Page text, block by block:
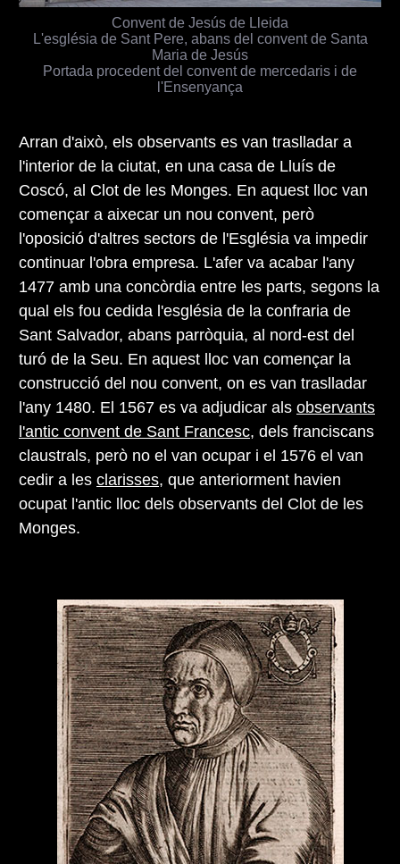
Convent de Jesús de Lleida
L'església de Sant Pere, abans del convent de Santa
Maria de Jesús
Portada procedent del convent de mercedaris i de
l'Ensenyança
Arran d'això, els observants es van traslladar a
l'interior de la ciutat, en una casa de Lluís de
Coscó, al Clot de les Monges. En aquest lloc van
començar a aixecar un nou convent, però
l'oposició d'altres sectors de l'Església va impedir
continuar l'obra empresa. L'afer va acabar l'any
1477 amb una concòrdia entre les parts, segons la
qual els fou cedida l'església de la confraria de
Sant Salvador, abans parròquia, al nord-est del
turó de la Seu. En aquest lloc van començar la
construcció del nou convent, on es van traslladar
l'any 1480. El 1567 es va adjudicar als observants
l'antic convent de Sant Francesc, dels franciscans
claustrals, però no el van ocupar i el 1576 el van
cedir a les clarisses, que anteriorment havien
ocupat l'antic lloc dels observants del Clot de les
Monges.